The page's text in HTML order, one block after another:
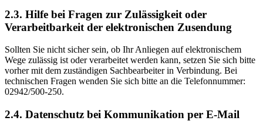
2.3. Hilfe bei Fragen zur Zulässigkeit oder
Verarbeitbarkeit der elektronischen Zusendung
Sollten Sie nicht sicher sein, ob Ihr Anliegen auf elektronischem
Wege zulässig ist oder verarbeitet werden kann, setzen Sie sich bitte
vorher mit dem zuständigen Sachbearbeiter in Verbindung. Bei
technischen Fragen wenden Sie sich bitte an die Telefonnummer:
02942/500-250.
2.4. Datenschutz bei Kommunikation per E-Mail